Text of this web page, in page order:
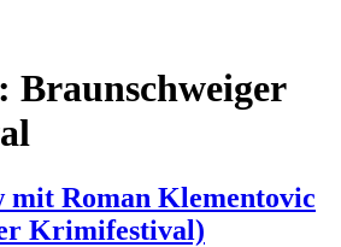
Braunschweiger
mit Roman Klementovic
Krimifestival)